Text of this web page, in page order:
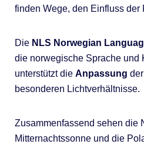
finden Wege, den Einfluss der
Die NLS Norwegian
die norwegische Sprache und
unterstützt die Anpassung
besonderen Lichtverhältnisse.
Zusammenfassend sehen die
Mitternachtssonne und die